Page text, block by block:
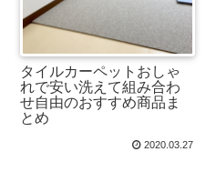
タイルカーペットおしゃ
れで安い洗えて組み合わ
せ自由のおすすめ商品ま
とめ
2020.03.27